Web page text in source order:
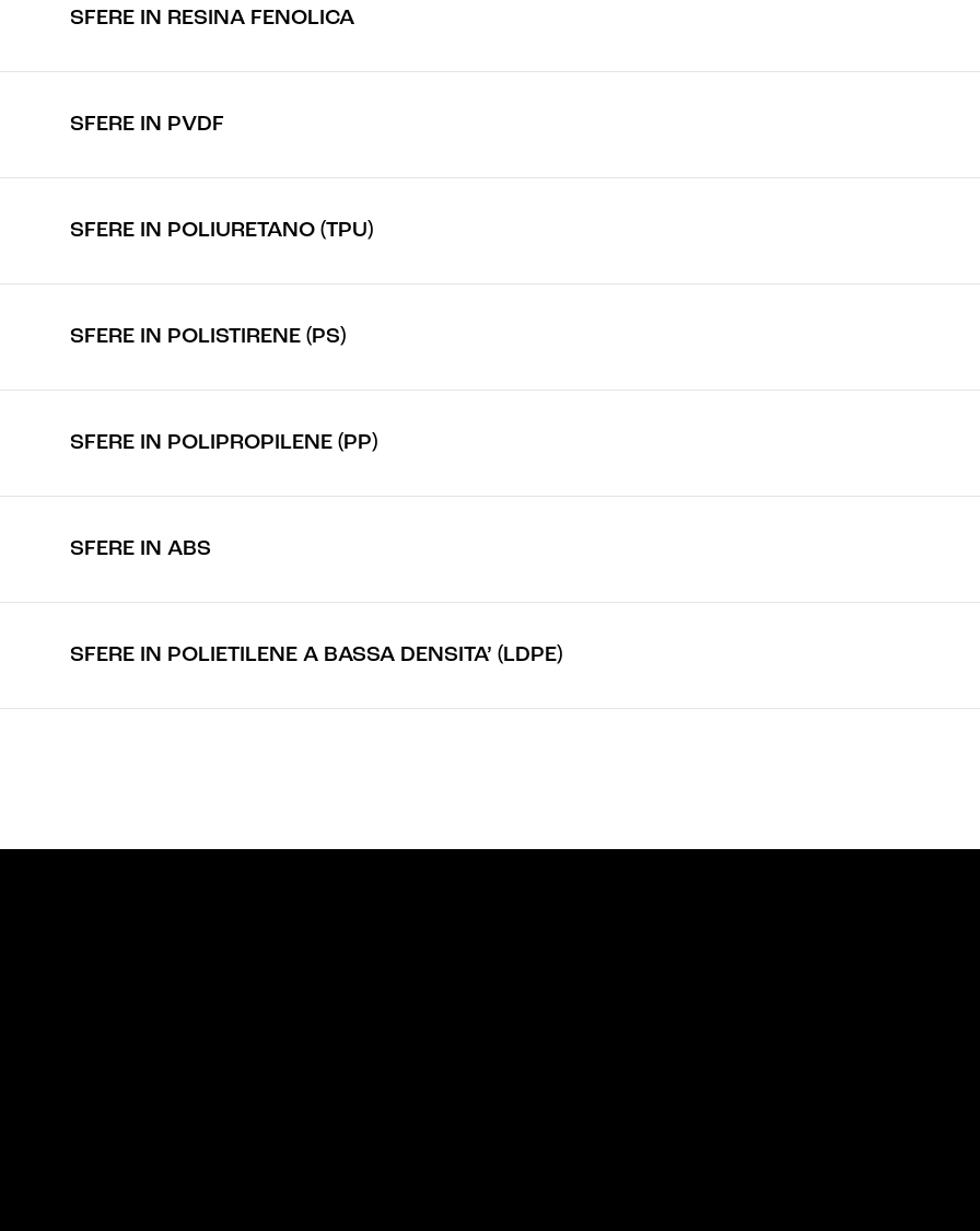
SFERE IN RESINA FENOLICA
SFERE IN PVDF
SFERE IN POLIURETANO (TPU)
SFERE IN POLISTIRENE (PS)
SFERE IN POLIPROPILENE (PP)
SFERE IN ABS
SFERE IN POLIETILENE A BASSA DENSITA’ (LDPE)